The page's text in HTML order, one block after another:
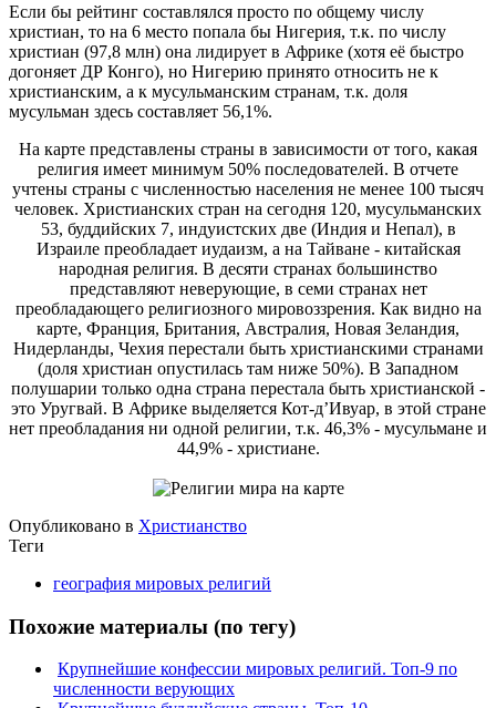
Если бы рейтинг составлялся просто по общему числу
христиан, то на 6 место попала бы Нигерия, т.к. по числу
христиан (97,8 млн) она лидирует в Африке (хотя её быстро
догоняет ДР Конго), но Нигерию принято относить не к
христианским, а к мусульманским странам, т.к. доля
мусульман здесь составляет 56,1%.
На карте представлены страны в зависимости от того, какая
религия имеет минимум 50% последователей. В отчете
учтены страны с численностью населения не менее 100 тысяч
человек. Христианских стран на сегодня 120, мусульманских
53, буддийских 7, индуистских две (Индия и Непал), в
Израиле преобладает иудаизм, а на Тайване - китайская
народная религия. В десяти странах большинство
представляют неверующие, в семи странах нет
преобладающего религиозного мировоззрения. Как видно на
карте, Франция, Британия, Австралия, Новая Зеландия,
Нидерланды, Чехия перестали быть христианскими странами
(доля христиан опустилась там ниже 50%). В Западном
полушарии только одна страна перестала быть христианской -
это Уругвай. В Африке выделяется Кот-д’Ивуар, в этой стране
нет преобладания ни одной религии, т.к. 46,3% - мусульмане и
44,9% - христиане.
Опубликовано в Христианство
Теги
география мировых религий
Похожие материалы (по тегу)
Крупнейшие конфессии мировых религий. Топ-9 по
численности верующих